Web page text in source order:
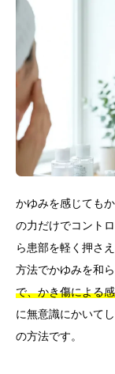
かゆみを感じても
の力だけでコント
ら患部を軽く押さ
方法でかゆみを和ら
で、かき傷による
に無意識にかいて
の方法です。